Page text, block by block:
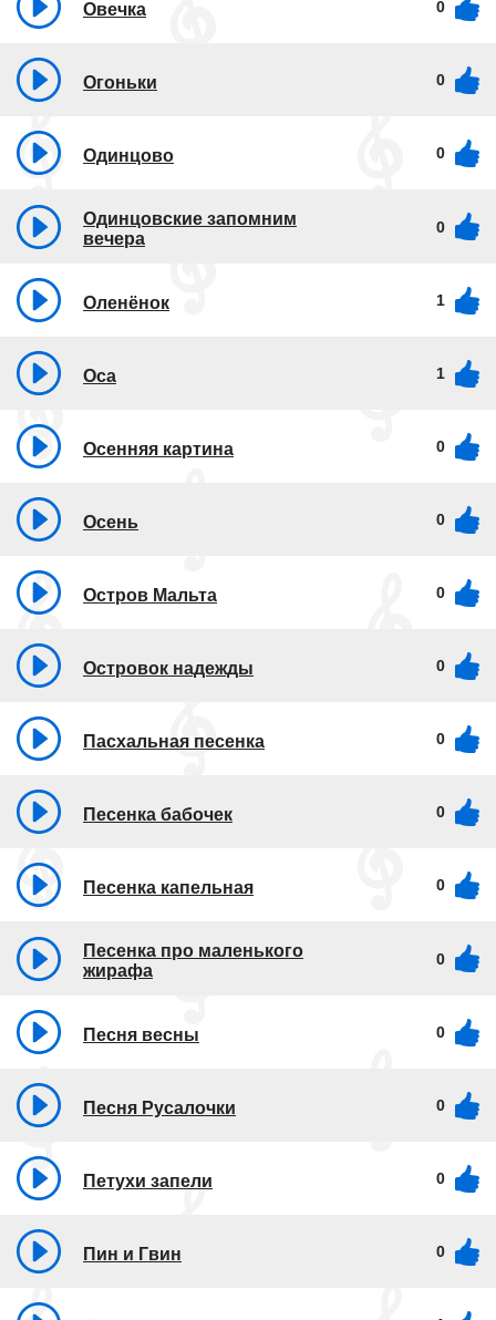
Овечка 0
Огоньки 0
Одинцово 0
Одинцовские запомним
вечера
0
Оленёнок 1
Оса 1
Осенняя картина 0
Осень 0
Остров Мальта 0
Островок надежды 0
Пасхальная песенка 0
Песенка бабочек 0
Песенка капельная 0
Песенка про маленького
жирафа
0
Песня весны 0
Песня Русалочки 0
Петухи запели 0
Пин и Гвин 0